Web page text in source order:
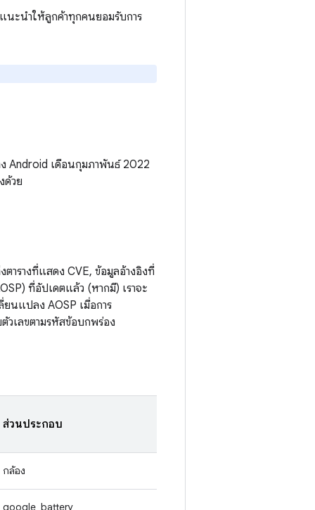
ะนำให้ลูกค้าทุกคนยอมรับการ
ง Android เดือนกุมภาพันธ์ 2022
ด้วย
ารางที่แสดง CVE, ข้อมูลอ้างอิงที่
ที่อัปเดตแล้ว (หากมี) เราจะ
นแปลง AOSP เมื่อการ
วเลขตามรหัสข้อบกพร่อง
ส่วนประกอบ
กล้อง
google_battery